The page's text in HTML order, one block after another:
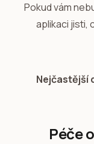
Pokud vám
aplikaci jisti,
Nejčastější
Péče